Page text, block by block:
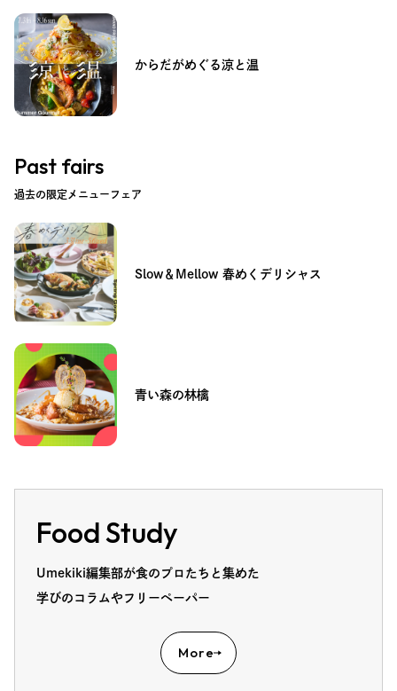
からだがめぐる涼と温
Past fairs
過去の限定メニューフェア
Slow＆Mellow 春めくデリシャス
青い森の林檎
Food Study
Umekiki編集部が食のプロたちと集めた
学びのコラムやフリーペーパー
More